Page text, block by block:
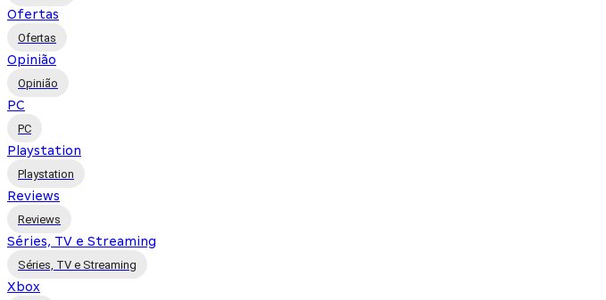
Ofertas
Ofertas
Opinião
Opinião
PC
PC
Playstation
Playstation
Reviews
Reviews
Séries, TV e Streaming
Séries, TV e Streaming
Xbox